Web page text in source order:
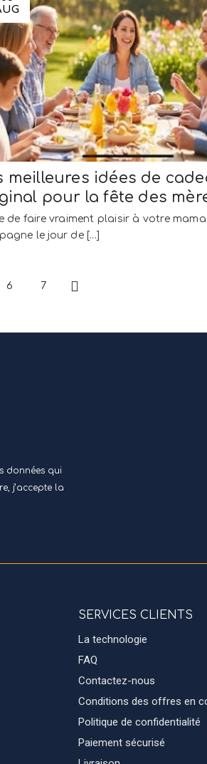
meilleures idées de
pour la fête des
de faire vraiment plaisir à votre
le jour de [...]
6 7
Suivant
données qui
j’accepte la
SERVICES CLIENTS
La technologie
FAQ
Contactez-nous
Conditions des offres en
Politique de confidentialité
Paiement sécurisé